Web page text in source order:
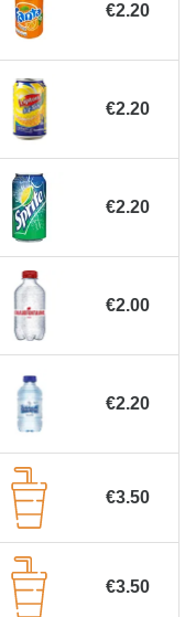
€2.20
€2.20
€2.20
€2.00
€2.20
€3.50
€3.50